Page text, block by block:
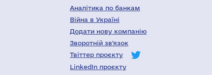
Аналітика по банкам
Війна в Україні
Додати нову компанію
Зворотній зв'язок
Твіттер проєкту
LinkedIn проєкту